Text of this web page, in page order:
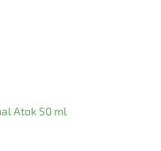
Atok 50 ml